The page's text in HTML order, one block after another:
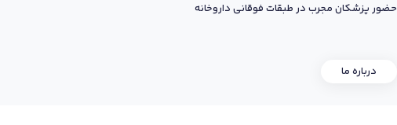
حضور پزشکان مجرب در طبقات فوقانی داروخانه
درباره ما